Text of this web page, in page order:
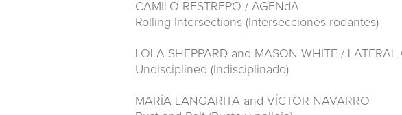
CAMILO RESTREPO / AGENdA
Rolling Intersections (Intersecciones rodantes)
LOLA SHEPPARD and MASON WHITE / LATERAL
Undisciplined (Indisciplinado)
MARÍA LANGARITA and VÍCTOR NAVARRO